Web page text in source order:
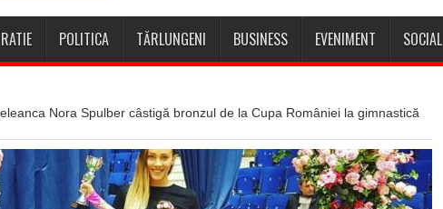
POLITICA TĂRLUNGENI BUSINESS EVENIMENT SOCIAL
Nora Spulber câstigă bronzul de la Cupa României la gimnastică